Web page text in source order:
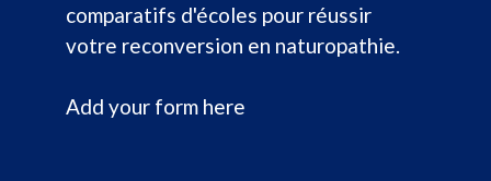
comparatifs d'écoles pour réussir
votre reconversion en naturopathie.
Add your form here